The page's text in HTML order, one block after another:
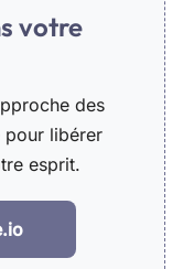
votre
des
pour libérer
esprit.